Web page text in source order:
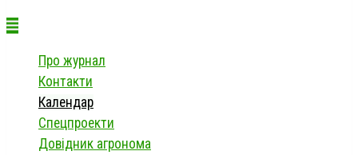
Про журнал
Контакти
Календар
Спецпроекти
Довідник агронома